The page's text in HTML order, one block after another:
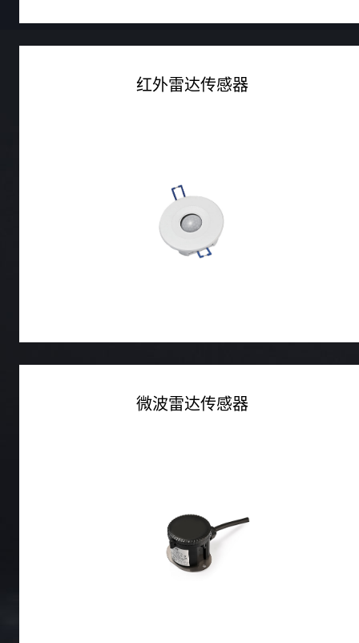
红外雷达传感器
微波雷达传感器